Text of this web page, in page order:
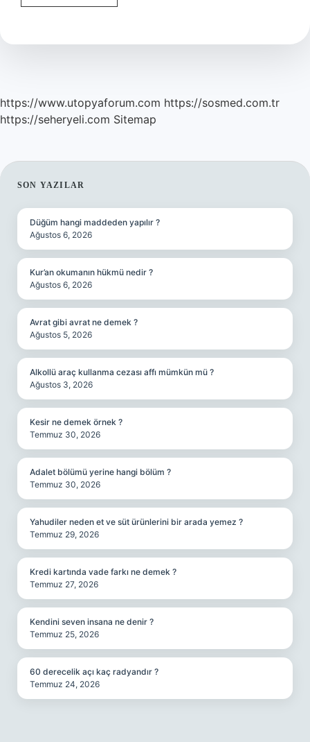
Çakmak
Oldu
https://www.utopyaforum.com https://sosmed.com.tr
https://seheryeli.com Sitemap
SIDEBAR
SON YAZILAR
Düğüm hangi maddeden yapılır ?
Ağustos 6, 2026
Kur’an okumanın hükmü nedir ?
Ağustos 6, 2026
Avrat gibi avrat ne demek ?
Ağustos 5, 2026
Alkollü araç kullanma cezası affı mümkün mü ?
Ağustos 3, 2026
Kesir ne demek örnek ?
Temmuz 30, 2026
Adalet bölümü yerine hangi bölüm ?
Temmuz 30, 2026
Yahudiler neden et ve süt ürünlerini bir arada yemez ?
Temmuz 29, 2026
Kredi kartında vade farkı ne demek ?
Temmuz 27, 2026
Kendini seven insana ne denir ?
Temmuz 25, 2026
60 derecelik açı kaç radyandır ?
Temmuz 24, 2026